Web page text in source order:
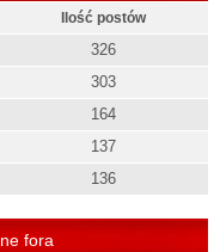
Ilość postów
326
303
164
137
136
fora